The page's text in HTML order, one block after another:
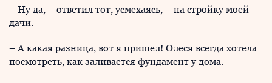
– Ну да, – ответил тот, усмехаясь, – на стройку моей
дачи.
– А какая разница, вот я пришел! Олеся всегда хотела
посмотреть, как заливается фундамент у дома.